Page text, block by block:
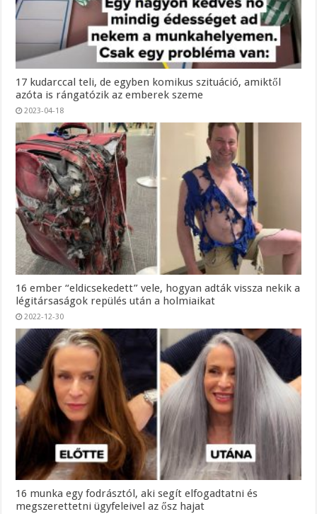
17 kudarccal teli, de egyben komikus szituáció, amiktől
azóta is rángatózik az emberek szeme
2023-04-18
16 ember “eldicsekedett” vele, hogyan adták vissza nekik a
légitársaságok repülés után a holmiaikat
2022-12-30
16 munka egy fodrásztól, aki segít elfogadtatni és
megszerettetni ügyfeleivel az ősz hajat